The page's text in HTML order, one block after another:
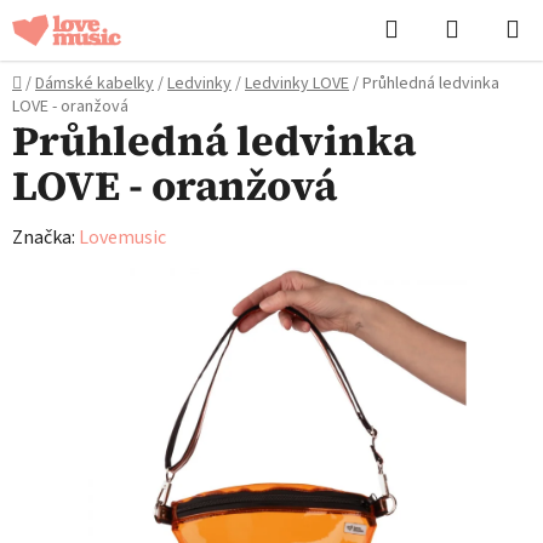
Přejít
na
obsah
Hledat
KOŠÍK
Domů
/Dámské kabelky/Ledvinky/Ledvinky LOVE/Průhledná ledvinka
LOVE - oranžová
Průhledná ledvinka
LOVE - oranžová
Značka: Lovemusic